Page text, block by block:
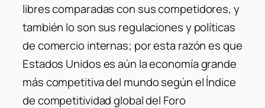
libres comparadas con sus competidores, y
también lo son sus regulaciones y políticas
de comercio internas; por esta razón es que
Estados Unidos es aún la economía grande
más competitiva del mundo según el Índice
de competitividad global del Foro